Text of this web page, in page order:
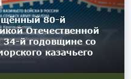
80-й
Отечественной
34-й годовщине со
казачьего